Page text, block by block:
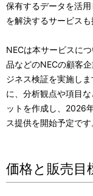
保有するデータを活
を解決するサービスも
NECは本サービスに
品などのNECの顧客
ジネス検証を実施し
に、分析観点や項目
ットを作成し、2026
ス提供を開始予定です
価格と販売目